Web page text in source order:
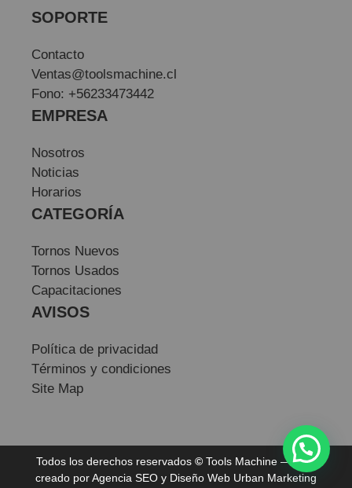
SOPORTE
Contacto
Ventas@toolsmachine.cl
Fono: +56233473442
EMPRESA
Nosotros
Noticias
Horarios
CATEGORÍA
Tornos Nuevos
Tornos Usados
Capacitaciones
AVISOS
Política de privacidad
Términos y condiciones
Site Map
Todos los derechos reservados © Tools Machine — Sitio
creado porAgencia SEO y Diseño Web Urban Marketing